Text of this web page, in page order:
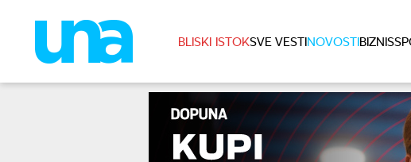
BLISKI ISTOKSVE VESTINOVOSTIBIZNIS